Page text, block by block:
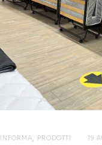
INFORMA PRODOTTI 19